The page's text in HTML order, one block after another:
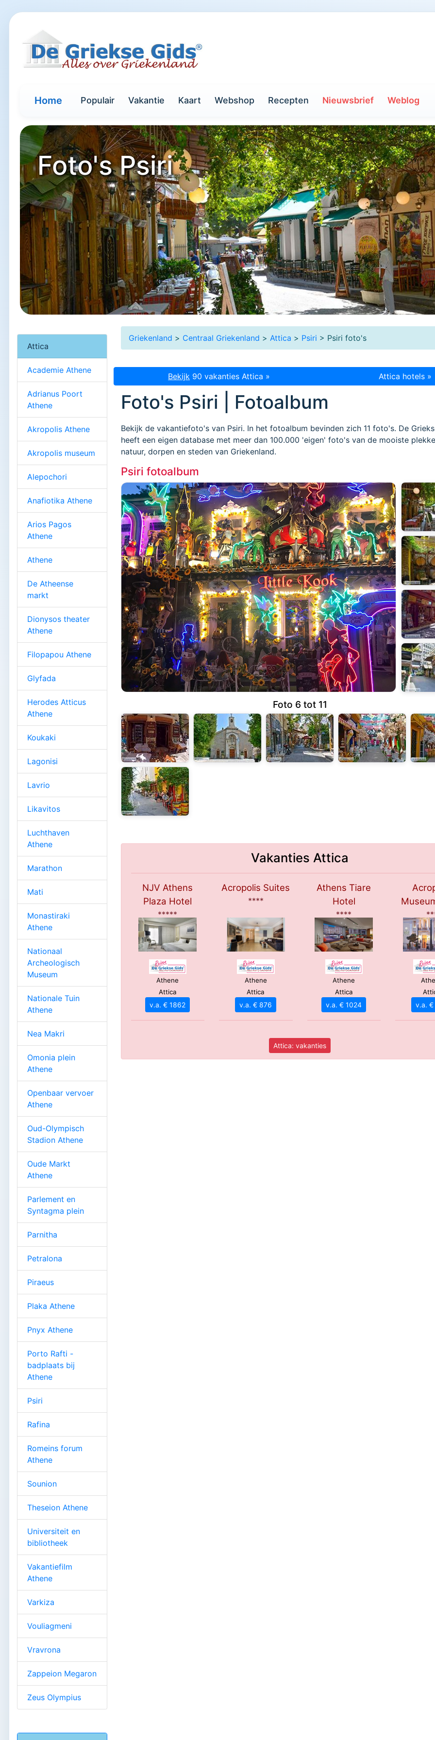
Home Populair Vakantie Kaart Webshop Recepten Nieuwsbrief Weblog
Foto's Psiri
Griekenland > Centraal Griekenland > Attica > Psiri > Psiri foto's
Bekijk 90 vakanties Attica » Attica hotels »
Foto's Psiri | Fotoalbum
Bekijk de vakantiefoto's van Psiri. In het fotoalbum bevinden zich 11 foto's. De
heeft een eigen database met meer dan 100.000 'eigen' foto's van de mooiste
natuur, dorpen en steden van Griekenland.
Psiri fotoalbum
Foto 6 tot 11
Vakanties Attica
NJV Athens
Plaza Hotel
*****
Athene
Attica
v.a. € 1862
Acropolis Suites
****
Athene
Attica
v.a. € 876
Athens Tiare
Hotel
****
Athene
Attica
v.a. € 1024 v.a.
Attica: vakanties
Attica
Academie Athene
Adrianus Poort
Athene
Akropolis Athene
Akropolis museum
Alepochori
Anafiotika Athene
Arios Pagos
Athene
Athene
De Atheense
markt
Dionysos theater
Athene
Filopapou Athene
Glyfada
Herodes Atticus
Athene
Koukaki
Lagonisi
Lavrio
Likavitos
Luchthaven
Athene
Marathon
Mati
Monastiraki
Athene
Nationaal
Archeologisch
Museum
Nationale Tuin
Athene
Nea Makri
Omonia plein
Athene
Openbaar vervoer
Athene
Oud-Olympisch
Stadion Athene
Oude Markt
Athene
Parlement en
Syntagma plein
Parnitha
Petralona
Piraeus
Plaka Athene
Pnyx Athene
Porto Rafti -
badplaats bij
Athene
Psiri
Rafina
Romeins forum
Athene
Sounion
Theseion Athene
Universiteit en
bibliotheek
Vakantiefilm
Athene
Varkiza
Vouliagmeni
Vravrona
Zappeion Megaron
Zeus Olympius